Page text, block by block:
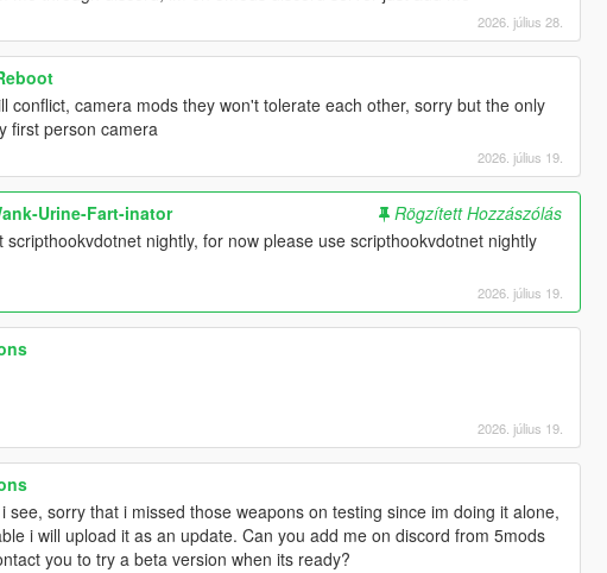
2026. július 28.
conflict, camera mods they won't tolerate each other, sorry but the only
first person camera
2026. július 19.
Urine-Fart-inator
Rögzített Hozzászólás
nightly, for now please use scripthookvdotnet nightly
2026. július 19.
2026. július 19.
see, sorry that i missed those weapons on testing since im doing it alone,
i will upload it as an update. Can you add me on discord from 5mods
you to try a beta version when its ready?